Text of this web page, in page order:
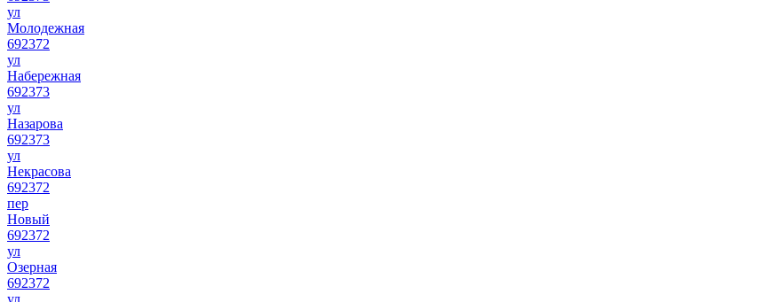
ул
Молодежная
692372
ул
Набережная
692373
ул
Назарова
692373
ул
Некрасова
692372
пер
Новый
692372
ул
Озерная
692372
ул